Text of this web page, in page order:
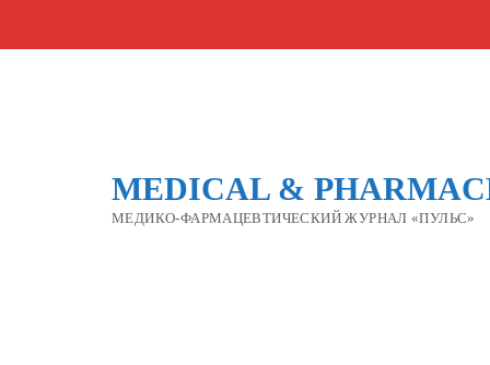
MEDICAL &
МЕДИКО-ФАРМАЦЕВТИЧЕСКИЙ ЖУРНАЛ «ПУЛЬС»